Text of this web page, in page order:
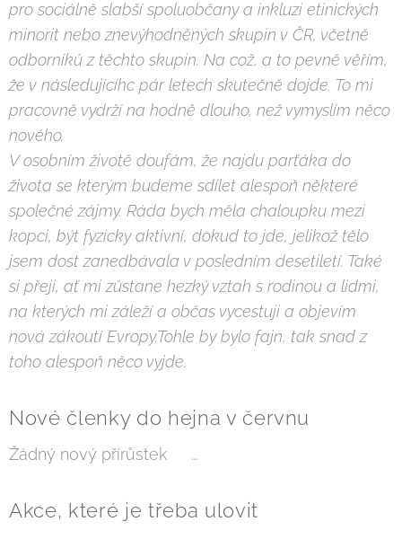
pro sociálně slabší spoluobčany a inkluzi etinických
minorit nebo znevýhodněných skupin v ČR, včetně
odborníků z těchto skupin. Na což, a to pevně věřím,
že v následujícíhc pár letech skutečně dojde. To mi
pracovně vydrží na hodně dlouho, než vymyslím něco
nového.
V osobním životě doufám, že najdu parťáka do
života se kterým budeme sdílet alespoň některé
společné zájmy. Ráda bych měla chaloupku mezi
kopci, být fyzicky aktivní, dokud to jde, jelikož tělo
jsem dost zanedbávala v posledním desetiletí. Také
si přeji, aťmi zůstane hezký vztah s rodinou a lidmi,
na kterých mi záleží a občas vycestuji a objevím
nová zákoutí Evropy.Tohle by bylo fajn, tak snad z
toho alespoň něco vyjde.
Nové členky do hejna v červnu
Žádný nový přírůstek 😊… 🐟
Akce, které je třeba ulovit